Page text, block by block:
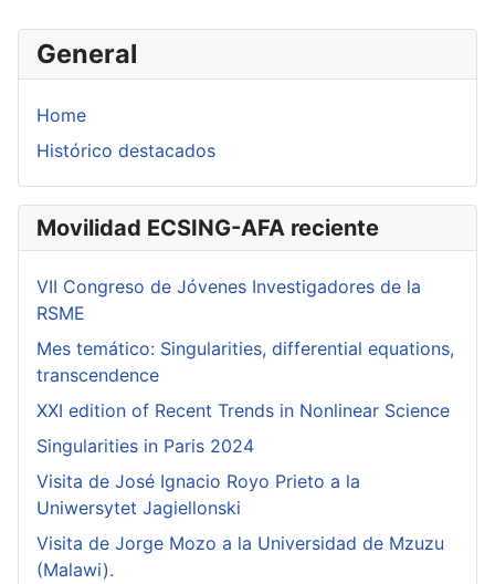
General
Home
Histórico destacados
Movilidad ECSING-AFA reciente
VII Congreso de Jóvenes Investigadores de la
RSME
Mes temático: Singularities, differential equations,
transcendence
XXI edition of Recent Trends in Nonlinear Science
Singularities in Paris 2024
Visita de José Ignacio Royo Prieto a la
Uniwersytet Jagiellonski
Visita de Jorge Mozo a la Universidad de Mzuzu
(Malawi).